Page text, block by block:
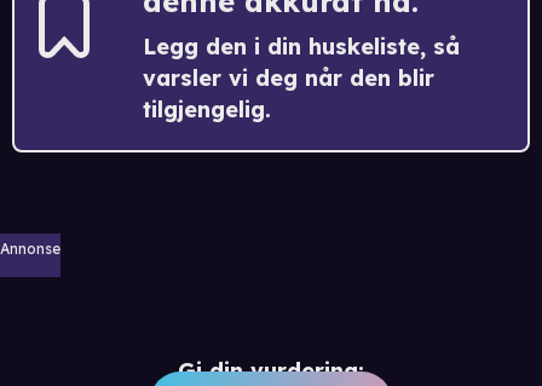
Legg den i din huskeliste, så
varsler vi deg når den blir
tilgjengelig.
Annonse
Gi din vurdering: